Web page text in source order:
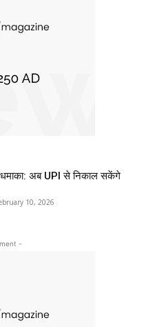
धमाका: अब UPI से निकाल सकेंगे
10, 2026
-